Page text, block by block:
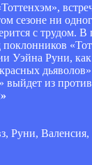
сезоне ни
с трудом. В
Уэйна Руни,
из
Руни,